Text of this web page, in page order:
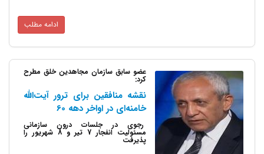
ادامه مطلب
عضو سابق سازمان مجاهدین خلق مطرح
کرد:
نقشه منافقین برای ترور آیت‌الله
خامنه‌ای در اواخر دهه 60
رجوی در جلسات درون سازمانی
مسئولیت انفجار 7 تیر و 8 شهریور را
پذیرفت